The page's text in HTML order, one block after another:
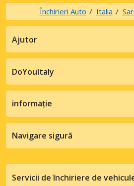
Închirieri Auto Italia
Ajutor
DoYouItaly
informație
Navigare sigură
Servicii de închiriere de